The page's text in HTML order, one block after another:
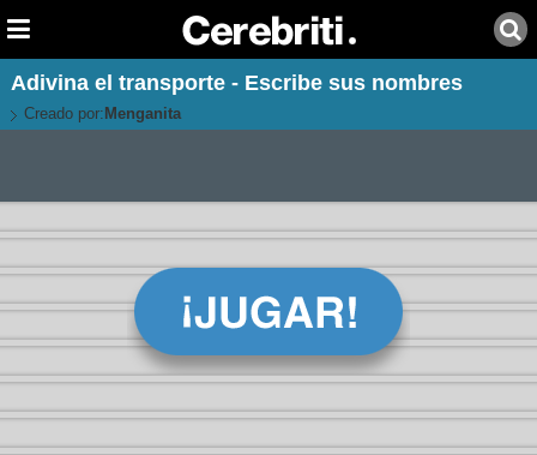
Adivina el transporte - Escribe sus nombres
Creado por: Menganita